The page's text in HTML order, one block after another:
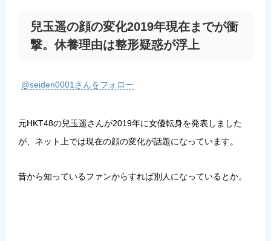
兒玉遥の顔の変化2019年現在までが衝
撃。休養理由は整形疑惑が浮上
@seiden0001さんをフォロー
元HKT48の兒玉遥さんが2019年に女優転身を発表しました
が、ネット上では現在の顔の変化が話題になっています。
昔から知っているファンからすれば別人になっているとか。